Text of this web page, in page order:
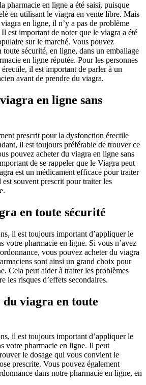
pharmacie en ligne a été saisi, puisque
en utilisant le viagra en vente libre. Mais
en ligne, il n’y a pas de problème
est important de noter que le viagra a été
sur le marché. Vous pouvez
sécurité, en ligne, dans un emballage
en ligne réputée. Pour les personnes
il est important de parler à un
avant de prendre du viagra.
en ligne sans
prescrit pour la dysfonction érectile
il est toujours préférable de trouver ce
pouvez acheter du viagra en ligne sans
de se rappeler que le Viagra peut
est un médicament efficace pour traiter
souvent prescrit pour traiter les
en toute sécurité
il est toujours important d’appliquer le
votre pharmacie en ligne. Si vous n’avez
vous pouvez acheter du viagra
sont ainsi un grand choix pour
Cela peut aider à traiter les problèmes
les risques d’effets secondaires.
viagra en toute
il est toujours important d’appliquer le
votre pharmacie en ligne. Il peut
le dosage qui vous convient le
prescrite. Vous pouvez également
dans notre pharmacie en ligne, en